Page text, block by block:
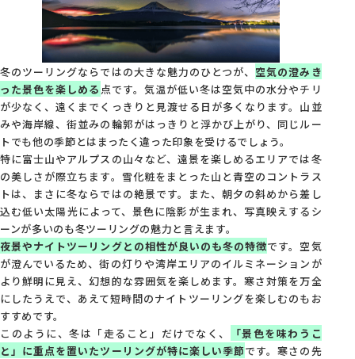
冬のツーリングならではの大きな魅力のひとつが、 空気の澄みき
った景色を楽しめる 点です。気温が低い冬は空気中の水分やチリ
が少なく、遠くまでくっきりと見渡せる日が多くなります。山並
みや海岸線、街並みの輪郭がはっきりと浮かび上がり、同じルー
トでも他の季節とはまったく違った印象を受けるでしょう。
特に富士山やアルプスの山々など、遠景を楽しめるエリアでは冬
の美しさが際立ちます。雪化粧をまとった山と青空のコントラス
トは、まさに冬ならではの絶景です。また、朝夕の斜めから差し
込む低い太陽光によって、景色に陰影が生まれ、写真映えするシ
ーンが多いのも冬ツーリングの魅力と言えます。
夜景やナイトツーリングとの相性が良いのも冬の特徴です。空気
が澄んでいるため、街の灯りや湾岸エリアのイルミネーションが
より鮮明に見え、幻想的な雰囲気を楽しめます。寒さ対策を万全
にしたうえで、あえて短時間のナイトツーリングを楽しむのもお
すすめです。
このように、冬は「走ること」だけでなく、
「景色を味わうこ
と」に重点を置いたツーリングが特に楽しい季節です。寒さの先